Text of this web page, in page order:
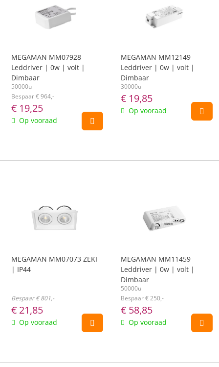
MEGAMAN MM07928
Leddriver | 0w | volt |
Dimbaar
50000u
Bespaar € 964,-
€ 19,25
Op vooraad
MEGAMAN MM12149
Leddriver | 0w | volt |
Dimbaar
30000u
€ 19,85
Op vooraad
MEGAMAN MM07073 ZEKI
| IP44
Bespaar € 801,-
€ 21,85
Op vooraad
MEGAMAN MM11459
Leddriver | 0w | volt |
Dimbaar
50000u
Bespaar € 250,-
€ 58,85
Op vooraad